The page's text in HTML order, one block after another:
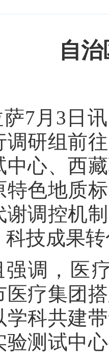
自
7月3日
调研组前
中心、西
特色地质
谢调控机
科技成果
强调，医
医疗集团
学科共建
验测试中